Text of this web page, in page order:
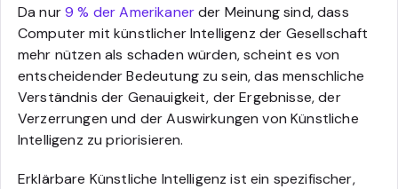
Da nur9 % der Amerikanerder Meinung sind, dass
Computer mit künstlicher Intelligenz der Gesellschaft
mehr nützen als schaden würden, scheint es von
entscheidender Bedeutung zu sein, das menschliche
Verständnis der Genauigkeit, der Ergebnisse, der
Verzerrungen und der Auswirkungen von Künstliche
Intelligenz zu priorisieren.
Erklärbare Künstliche Intelligenz ist ein spezifischer,